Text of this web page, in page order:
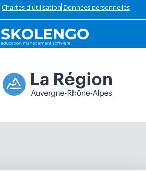
Chartes d'utilisation Données personnelles